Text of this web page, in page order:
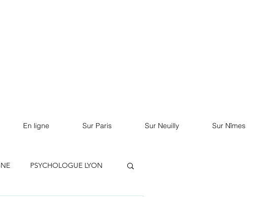
En ligne Sur Paris Sur Neuilly Sur Nîmes
PSYCHOLOGUE LYON